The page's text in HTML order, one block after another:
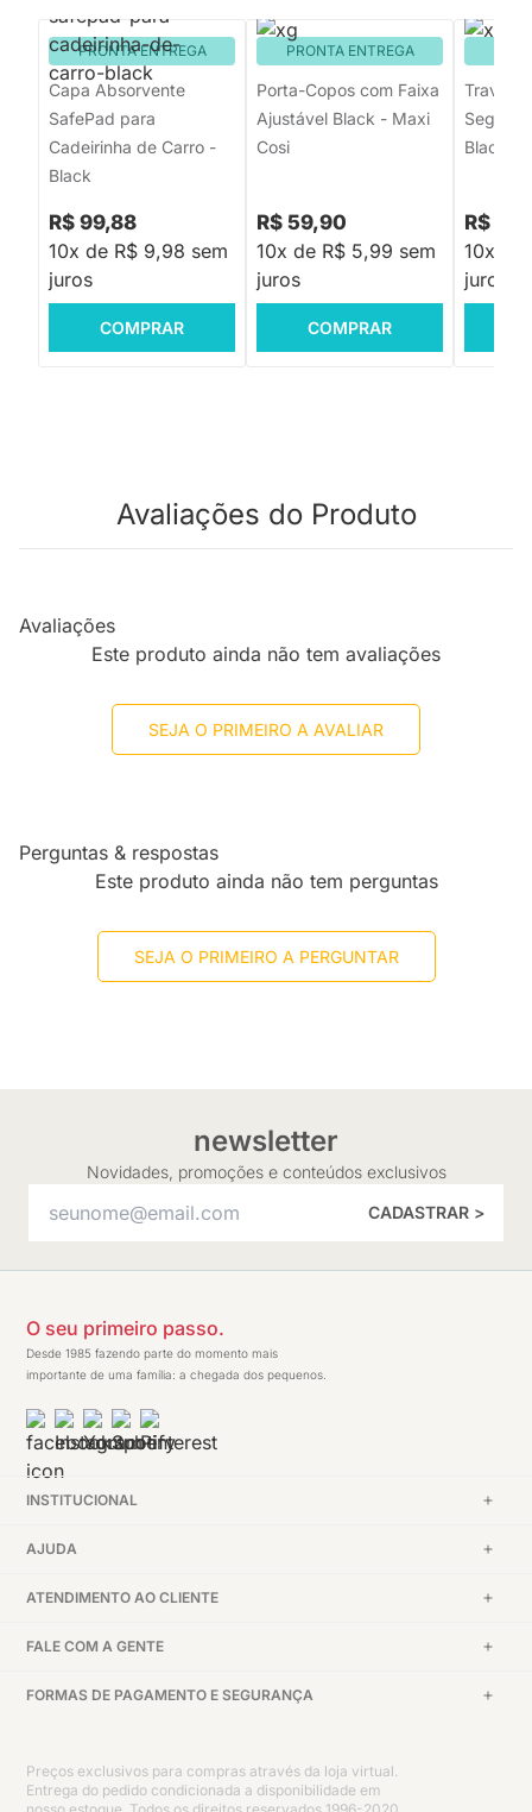
PRONTA ENTREGA
Capa Absorvente
SafePad para
Cadeirinha de Carro -
Black
R$ 99,88
10x de R$ 9,98 sem
juros
COMPRAR
PRONTA ENTREGA
Porta-Copos com Faixa
Ajustável Black - Maxi
Cosi
R$ 59,90
10x de R$ 5,99 sem
juros
COMPRAR
Trava
Black
R$
10x de
juros
Avaliações do Produto
Avaliações
Este produto ainda não tem avaliações
SEJA O PRIMEIRO A AVALIAR
Perguntas & respostas
Este produto ainda não tem perguntas
SEJA O PRIMEIRO A PERGUNTAR
newsletter
Novidades, promoções e conteúdos exclusivos
CADASTRAR >
O seu primeiro passo.
Desde 1985 fazendo parte do momento mais
importante de uma família: a chegada dos pequenos.
INSTITUCIONAL
AJUDA
ATENDIMENTO AO CLIENTE
FALE COM A GENTE
FORMAS DE PAGAMENTO E SEGURANÇA
Preços exclusivos para compras através da loja virtual.
Entrega do pedido condicionada a disponibilidade em